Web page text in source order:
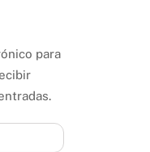
para